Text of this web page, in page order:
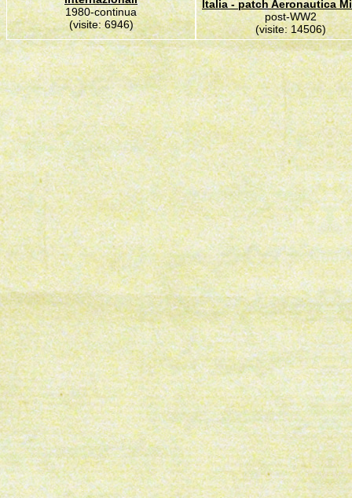
1980-continua
(visite: 6946)
Italia - patch Aeronautica
post-WW2
(visite: 14506)